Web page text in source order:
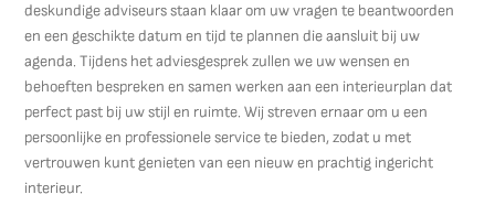
deskundige adviseurs staan klaar om uw vragen te beantwoorden
en een geschikte datum en tijd te plannen die aansluit bij uw
agenda. Tijdens het adviesgesprek zullen we uw wensen en
behoeften bespreken en samen werken aan een interieurplan dat
perfect past bij uw stijl en ruimte. Wij streven ernaar om u een
persoonlijke en professionele service te bieden, zodat u met
vertrouwen kunt genieten van een nieuw en prachtig ingericht
interieur.